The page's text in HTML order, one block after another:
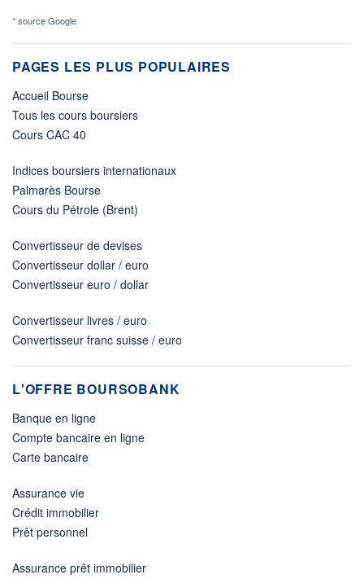
* source Google
PAGES LES PLUS POPULAIRES
Accueil Bourse
Tous les cours boursiers
Cours CAC 40
Indices boursiers internationaux
Palmarès Bourse
Cours du Pétrole (Brent)
Convertisseur de devises
Convertisseur dollar / euro
Convertisseur euro / dollar
Convertisseur livres / euro
Convertisseur franc suisse / euro
L'OFFRE BOURSOBANK
Banque en ligne
Compte bancaire en ligne
Carte bancaire
Assurance vie
Crédit immobilier
Prêt personnel
Assurance prêt immobilier